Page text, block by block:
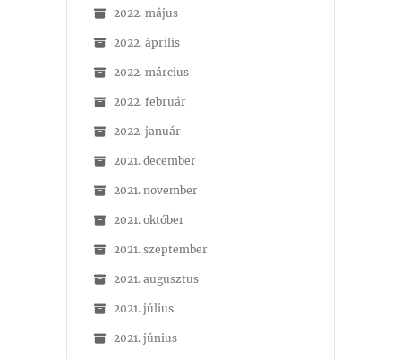
2022. május
2022. április
2022. március
2022. február
2022. január
2021. december
2021. november
2021. október
2021. szeptember
2021. augusztus
2021. július
2021. június